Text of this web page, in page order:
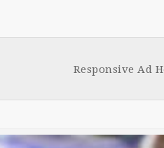
Responsive Ad